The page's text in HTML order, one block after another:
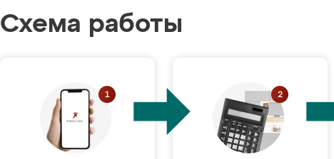
Схема работы